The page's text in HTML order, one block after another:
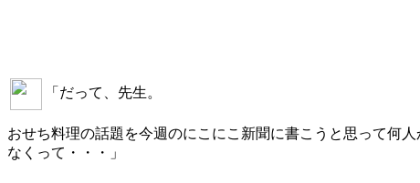
「だって、先生。
おせち料理の話題を今週のにこにこ新聞に書こうと思って何
なくって・・・」